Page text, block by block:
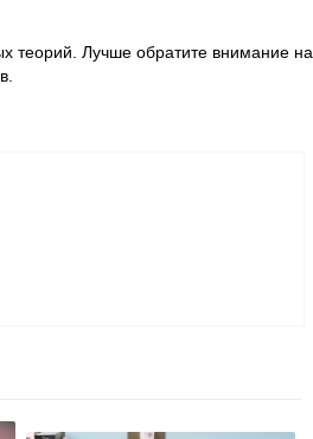
теорий. Лучше обратите внимание на